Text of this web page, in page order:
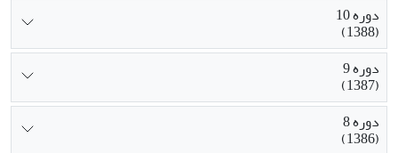
دوره 10
(1388)
دوره 9
(1387)
دوره 8
(1386)